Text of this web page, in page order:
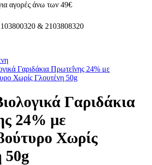
αγορές άνω των 49€
& 2103808320
Γαριδάκια Πρωτεΐνης 24% με
Χωρίς Γλουτένη 50g
Γαριδάκια
24% με
Χωρίς
50g